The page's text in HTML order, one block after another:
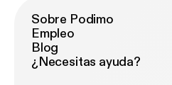
Sobre Podimo
Empleo
Blog
¿Necesitas ayuda?